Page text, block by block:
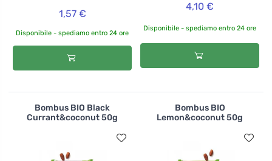
1,57 €
Disponibile - spediamo entro 24 ore
4,10 €
Disponibile - spediamo entro 24 ore
Bombus BIO Black
Currant&coconut 50g
Bombus BIO
Lemon&coconut 50g